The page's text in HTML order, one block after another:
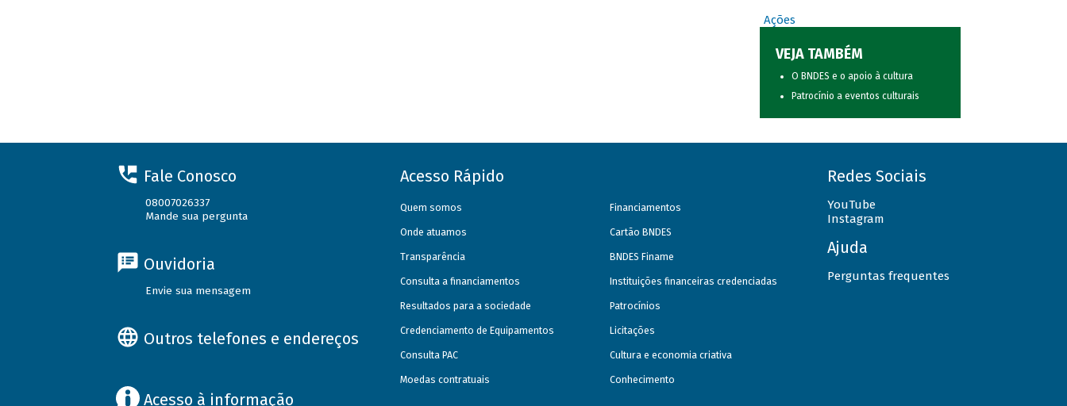
Ações
VEJA TAMBÉM
O BNDES e o apoio à cultura
Patrocínio a eventos culturais
Fale Conosco
08007026337
Mande sua pergunta
Ouvidoria
Envie sua mensagem
Outros telefones e endereços
Acesso à informação
Acesso Rápido
Quem somos
Onde atuamos
Transparência
Consulta a financiamentos
Resultados para a sociedade
Credenciamento de Equipamentos
Consulta PAC
Moedas contratuais
Financiamentos
Cartão BNDES
BNDES Finame
Instituições financeiras credenciadas
Patrocínios
Licitações
Cultura e economia criativa
Conhecimento
Redes Sociais
YouTube
Instagram
Ajuda
Perguntas frequentes